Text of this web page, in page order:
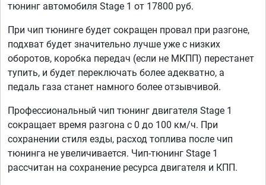
тюнинг автомобиля Stage 1 от 17800 руб.
При чип тюнинге будет сокращен провал при разгоне,
подхват будет значительно лучше уже с низких
оборотов, коробка передач (если не МКПП) перестанет
тупить, и будет переключать более адекватно, а
педаль газа станет намного более отзывчивой.
Профессиональный чип тюнинг двигателя Stage 1
сокращает время разгона с 0 до 100 км/ч. При
сохранении стиля езды, расход топлива после чип
тюнинга не увеличивается. Чип-тюнинг Stage 1
рассчитан на сохранение ресурса двигателя и КПП.